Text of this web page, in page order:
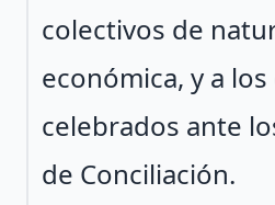
colectivos de
económica, y a
celebrados ante
de Conciliación.